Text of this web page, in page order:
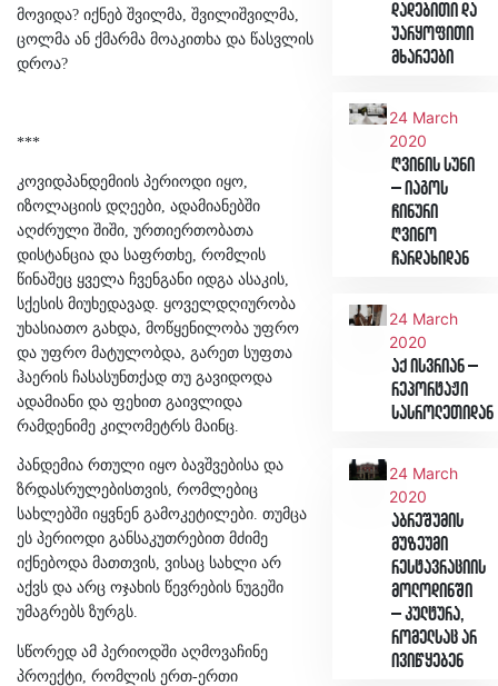
მოვიდა? იქნებ შვილმა, შვილიშვილმა,
ცოლმა ან ქმარმა მოაკითხა და წასვლის
დროა?
***
კოვიდპანდემიის პერიოდი იყო,
იზოლაციის დღეები, ადამიანებში
აღძრული შიში, ურთიერთობათა
დისტანცია და საფრთხე, რომლის
წინაშეც ყველა ჩვენგანი იდგა ასაკის,
სქესის მიუხედავად. ყოველდღიურობა
უხასიათო გახდა, მოწყენილობა უფრო
და უფრო მატულობდა, გარეთ სუფთა
ჰაერის ჩასასუნთქად თუ გავიდოდა
ადამიანი და ფეხით გაივლიდა
რამდენიმე კილომეტრს მაინც.
პანდემია რთული იყო ბავშვებისა და
ზრდასრულებისთვის, რომლებიც
სახლებში იყვნენ გამოკეტილები. თუმცა
ეს პერიოდი განსაკუთრებით მძიმე
იქნებოდა მათთვის, ვისაც სახლი არ
აქვს და არც ოჯახის წევრების ნუგეში
უმაგრებს ზურგს.
სწორედ ამ პერიოდში აღმოვაჩინე
პროექტი, რომლის ერთ-ერთი
დადებითი და
უარყოფითი
მხარეები
24 March
2020
ღვინის სუნი
– იაგოს
ჩინური
ღვინო
ჩარდახიდან
24 March
2020
აქ ისვრიან –
რეპორტაჟი
სასროლეთიდან
24 March
2020
აბრეშუმის
მუზეუმი
რესტავრაციის
მოლოდინში
– კულტურა,
რომელსაც არ
ივიწყებენ